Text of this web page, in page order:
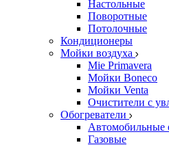
Настольные
Поворотные
Потолочные
Кондиционеры
Мойки воздуха
Mie Primavera
Мойки Boneco
Мойки Venta
Очистители с
Обогреватели
Автомобильные
Газовые